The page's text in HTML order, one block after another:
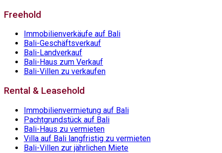
Freehold
Immobilienverkäufe auf Bali
Bali-Geschäftsverkauf
Bali-Landverkauf
Bali-Haus zum Verkauf
Bali-Villen zu verkaufen
Rental & Leasehold
Immobilienvermietung auf Bali
Pachtgrundstück auf Bali
Bali-Haus zu vermieten
Villa auf Bali langfristig zu vermieten
Bali-Villen zur jährlichen Miete